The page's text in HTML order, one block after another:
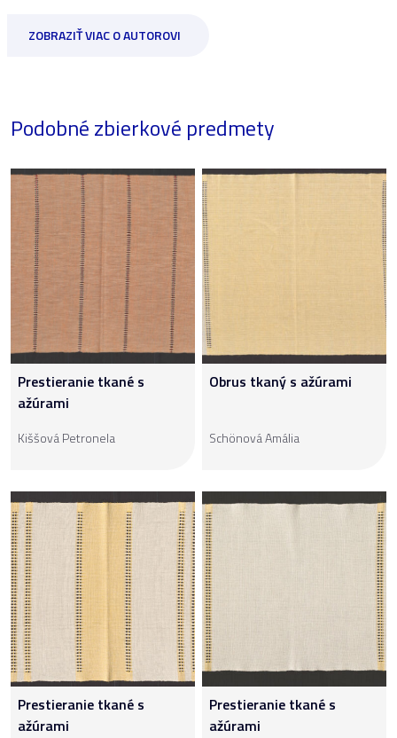
ZOBRAZIŤ VIAC O AUTOROVI
Podobné zbierkové predmety
Prestieranie tkané s
ažúrami
Kiššová Petronela
Obrus tkaný s ažúrami
Schönová Amália
Prestieranie tkané s
ažúrami
Prestieranie tkané s
ažúrami